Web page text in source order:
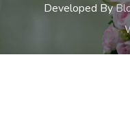
Developed By